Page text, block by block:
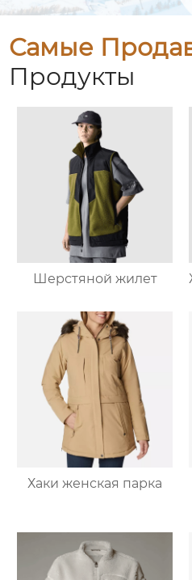
Самые
Продукты
Шерстяной жилет
Хаки женская парка